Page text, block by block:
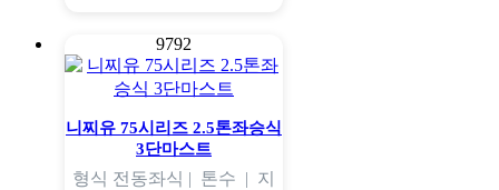
9792
니찌유 75시리즈 2.5톤좌승식
3단마스트
형식 전동좌식 | 톤수 | 지